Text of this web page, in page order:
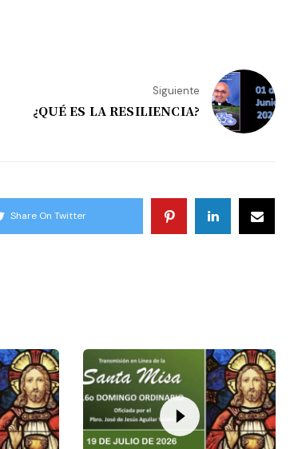
Siguiente
¿QUÉ ES LA RESILIENCIA?
Share On Twitter